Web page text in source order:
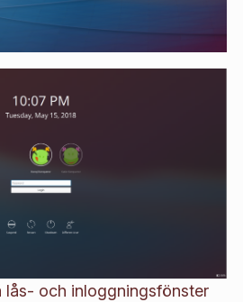
lås- och inloggningsfönster